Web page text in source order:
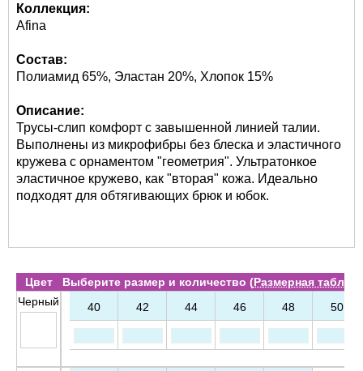
Коллекция:
Afina
Состав:
Полиамид 65%, Эластан 20%, Хлопок 15%
Описание:
Трусы-слип комфорт с завышенной линией талии.
Выполнены из микрофибры без блеска и эластичного
кружева с орнаментом "геометрия". Ультратонкое
эластичное кружево, как "вторая" кожа. Идеально
подходят для обтягивающих брюк и юбок.
Цвет Выберите размер и количество (Размерная
Черный
40 42 44 46 48 50